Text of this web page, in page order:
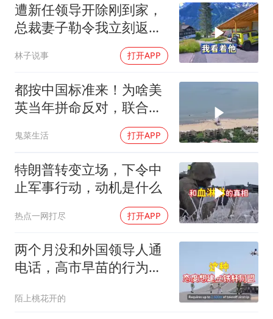
遭新任领导开除刚到家，
总裁妻子勒令我立刻返
岗，我直言她无权命令我
林子说事 打开APP
都按中国标准来！为啥美
英当年拼命反对，联合国
鬼菜生活 打开APP
特朗普转变立场，下令中
止军事行动，动机是什么
热点一网打尽 打开APP
两个月没和外国领导人通
电话，高市早苗的行为让
陌上桃花开的